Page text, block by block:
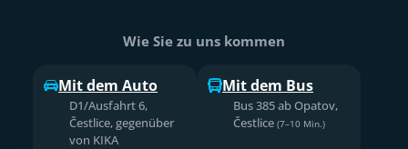
Wie Sie zu uns kommen
Mit dem Auto
D1/Ausfahrt 6,
Čestlice, gegenüber
von KIKA
Mit dem Bus
Bus 385 ab Opatov,
Čestlice (7–10 Min.)